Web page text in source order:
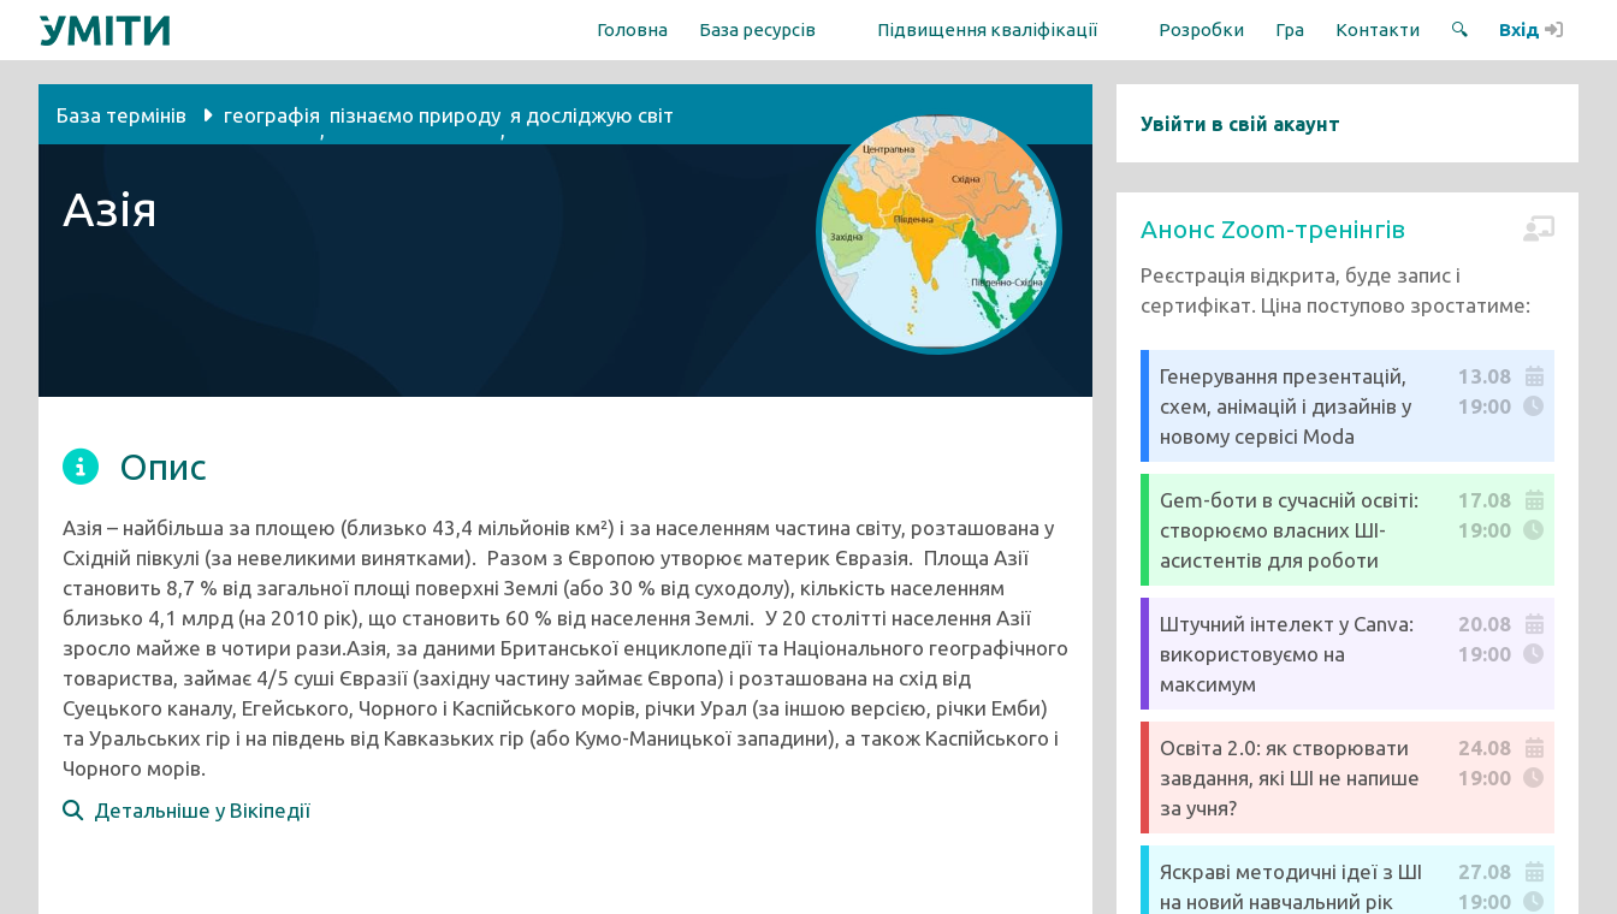
Перейти
Головна База ресурсів Підвищення кваліфікації Розробки Гра Контакти 🔍 Вхід
База термінів географія
,
пізнаємо природу
,
я досліджую світ
Азія
Опис
Азія – найбільша за площею (близько 43,4 мільйонів км²) і за населенням частина світу, розташована у
Східній півкулі (за невеликими винятками). Разом з Європою утворює материк Євразія. Площа Азії
становить 8,7 % від загальної площі поверхні Землі (або 30 % від суходолу), кількість населенням
близько 4,1 млрд (на 2010 рік), що становить 60 % від населення Землі. У 20 столітті населення Азії
зросло майже в чотири рази.Азія, за даними Британської енциклопедії та Національного географічного
товариства, займає 4/5 суші Євразії (західну частину займає Європа) і розташована на схід від
Суецького каналу, Егейського, Чорного і Каспійського морів, річки Урал (за іншою версією, річки Емби)
та Уральських гір і на південь від Кавказьких гір (або Кумо-Маницької западини), а також Каспійського і
Чорного морів.
Детальніше у Вікіпедії
Увійти в свій акаунт
Анонс Zoom-тренінгів
Реєстрація відкрита, буде запис і
сертифікат. Ціна поступово зростатиме:
Генерування презентацій,
схем, анімацій і дизайнів у
новому сервісі Moda
13.08
19:00
Gem-боти в сучасній освіті:
створюємо власних ШІ-
асистентів для роботи
17.08
19:00
Штучний інтелект у Canva:
використовуємо на
максимум
20.08
19:00
Освіта 2.0: як створювати
завдання, які ШІ не напише
за учня?
24.08
19:00
Яскраві методичні ідеї з ШІ
на новий навчальний рік
27.08
19:00